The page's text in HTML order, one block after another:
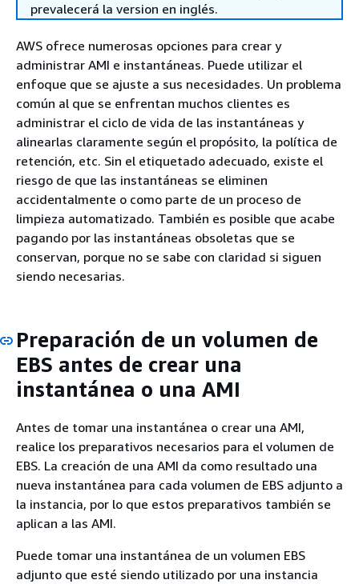
prevalecerá la version en inglés.
AWS ofrece numerosas opciones para crear y
administrar AMI e instantáneas. Puede utilizar el
enfoque que se ajuste a sus necesidades. Un problema
común al que se enfrentan muchos clientes es
administrar el ciclo de vida de las instantáneas y
alinearlas claramente según el propósito, la política de
retención, etc. Sin el etiquetado adecuado, existe el
riesgo de que las instantáneas se eliminen
accidentalmente o como parte de un proceso de
limpieza automatizado. También es posible que acabe
pagando por las instantáneas obsoletas que se
conservan, porque no se sabe con claridad si siguen
siendo necesarias.
Preparación de un volumen de
EBS antes de crear una
instantánea o una AMI
Antes de tomar una instantánea o crear una AMI,
realice los preparativos necesarios para el volumen de
EBS. La creación de una AMI da como resultado una
nueva instantánea para cada volumen de EBS adjunto a
la instancia, por lo que estos preparativos también se
aplican a las AMI.
Puede tomar una instantánea de un volumen EBS
adjunto que esté siendo utilizado por una instancia